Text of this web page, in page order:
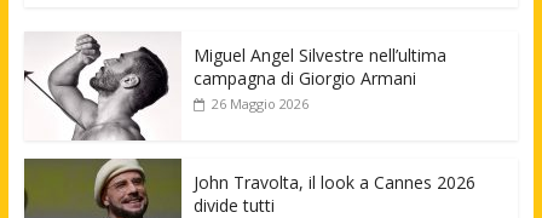
Miguel Angel Silvestre nell’ultima
campagna di Giorgio Armani
26 Maggio 2026
John Travolta, il look a Cannes 2026
divide tutti